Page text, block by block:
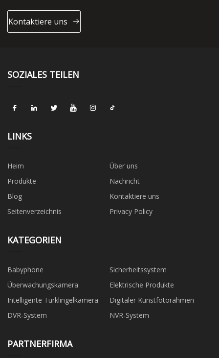
Kontaktiere uns
SOZIALES TEILEN
LINKS
Heim
Über uns
Produkte
Nachricht
Blog
Kontaktiere uns
Seitenverzeichnis
Privacy Policy
KATEGORIEN
Babyphone
Sicherheitssystem
Überwachungskamera
Elektrische Produkte
Intelligente Türklingelkamera
Digitaler Kunstfotorahmen
DVR-System
NVR-System
PARTNERFIRMA